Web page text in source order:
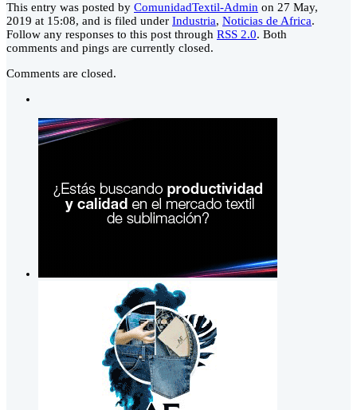
This entry was posted by ComunidadTextil-Admin on 27 May,
2019 at 15:08, and is filed under Industria, Noticias de Africa.
Follow any responses to this post through RSS 2.0. Both
comments and pings are currently closed.
Comments are closed.